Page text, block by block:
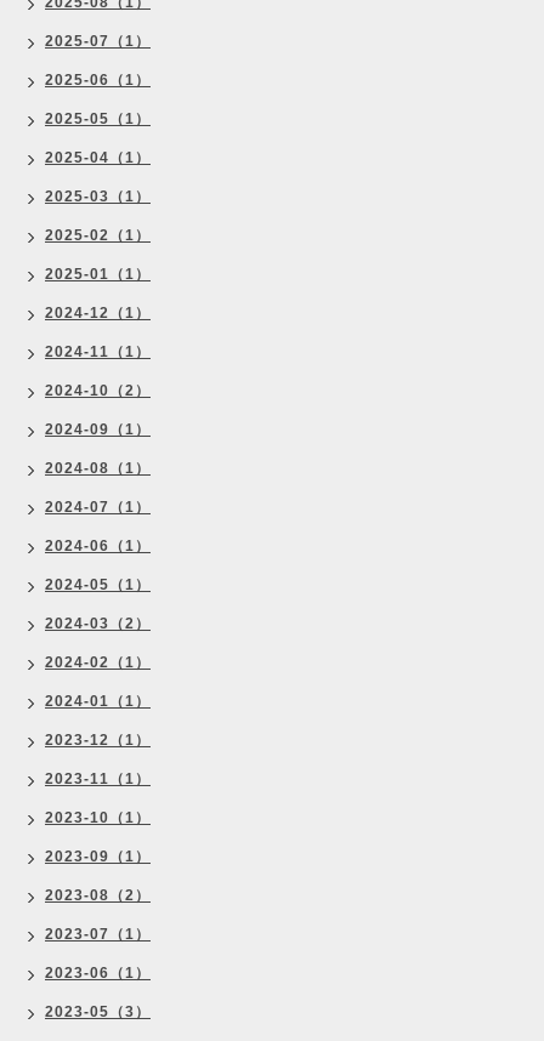
2025-07（1）
2025-06（1）
2025-05（1）
2025-04（1）
2025-03（1）
2025-02（1）
2025-01（1）
2024-12（1）
2024-11（1）
2024-10（2）
2024-09（1）
2024-08（1）
2024-07（1）
2024-06（1）
2024-05（1）
2024-03（2）
2024-02（1）
2024-01（1）
2023-12（1）
2023-11（1）
2023-10（1）
2023-09（1）
2023-08（2）
2023-07（1）
2023-06（1）
2023-05（3）